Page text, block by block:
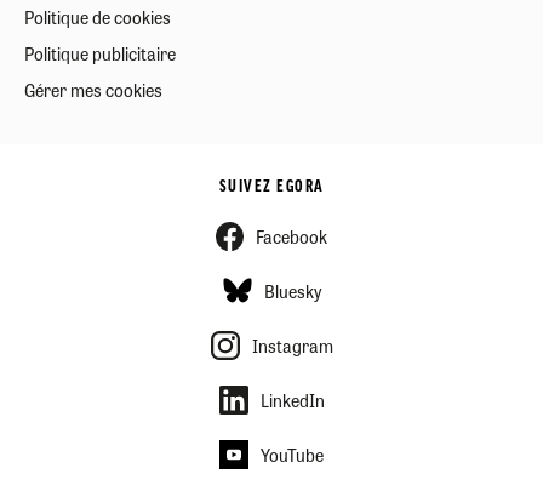
Politique de cookies
Politique publicitaire
Gérer mes cookies
SUIVEZ EGORA
Facebook
Bluesky
Instagram
LinkedIn
YouTube